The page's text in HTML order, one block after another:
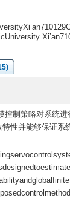
制策略对系统
性并能够保证